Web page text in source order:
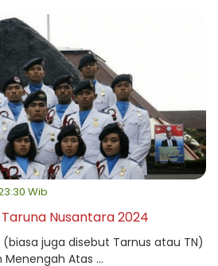
Wib
Taruna Nusantara 2024
(biasa juga disebut Tarnus atau TN)
Atas ...